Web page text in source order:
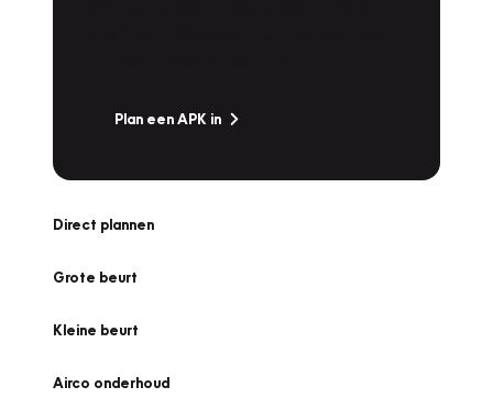
Plan een APK in
Direct plannen
Grote beurt
Kleine beurt
Airco onderhoud